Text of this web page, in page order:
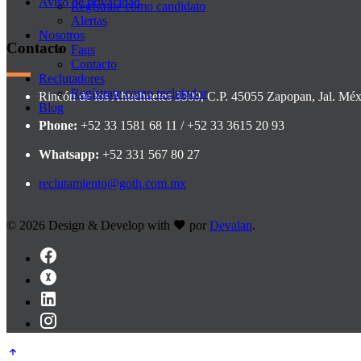
Regístrate como candidato
Alertas
Nosotros
Faqs
Contacto
Reclutadores
Regístrate como reclutador
Blog
Contacto
Rincón de los Ahuehuetes 3309, C.P. 45055 Zapopan, Jal.
Phone: +52 33 1581 68 11 / +52 33 3615 20 93
Whatsapp: +52 331 567 80 27
reclutamiento@goth.com.mx
© 2026 Design & Develop with por Devalan.